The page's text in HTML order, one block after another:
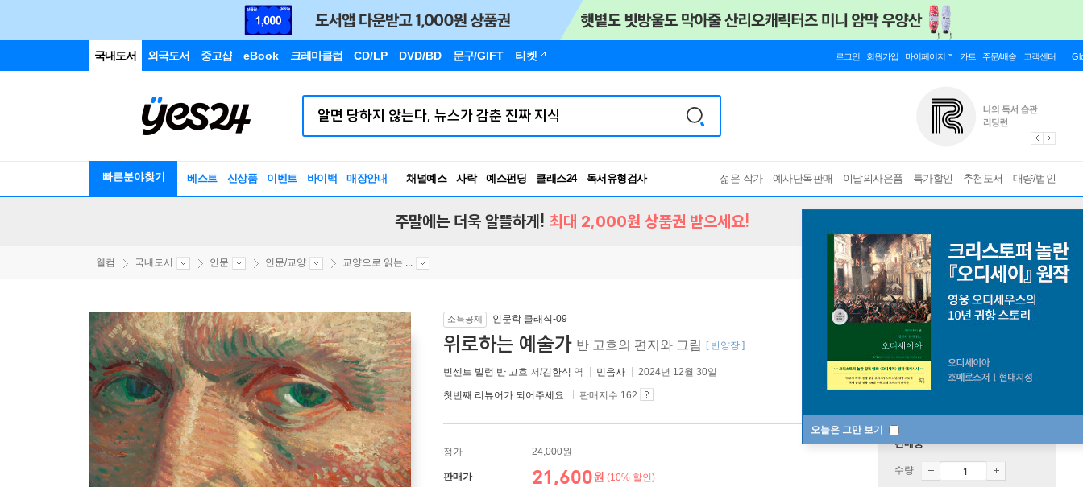
국내도서 외국도서 중고샵 eBook 크레마클럽 CD/LP DVD/BD 문구/GIFT 티켓 로그인 회원가입 마이페이지 카트 주문/배송 고객센터
빠른분야찾기 베스트 신상품 이벤트 바이백 매장안내 채널예스 사락 예스펀딩 클래스24
독서유형검사
RBTI Lab
젊은 작가 예사단독판매 이달의사은품 특가할인 추천도서 대량/법인
오늘은 그만 보기
주말에는 더욱 알뜰하게! 최대 2,000원 상품권 받으세요!
웰컴 국내도서 인문 인문/교양 교양으로 읽는 ...
소득공제 인문학 클래식-09
위로하는 예술가 반 고흐의 편지와 그림 [ 반양장 ]
빈센트 빌럼 반 고흐 저/김한식 역 민음사 2024년 12월 30일
첫번째 리뷰어가 되어주세요. 판매지수 162
정가 24,000원
판매가 21,600원 (10% 할인)
판매중
수량